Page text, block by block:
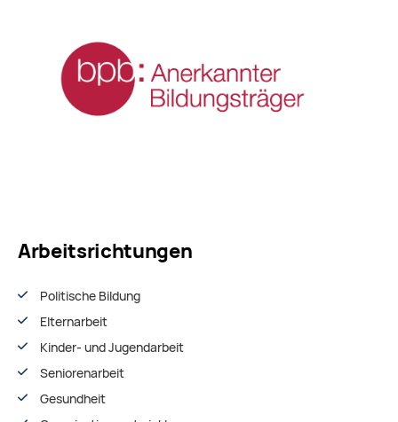
Arbeitsrichtungen
Politische Bildung
Elternarbeit
Kinder- und Jugendarbeit
Seniorenarbeit
Gesundheit